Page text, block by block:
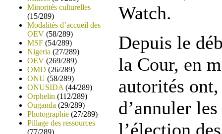
Minorités culturelles
(15/289)
Modalités d’accueil des
OEV (58/289)
MSF (54/289)
Nigeria (27/289)
OEV (269/289)
OMD (26/289)
ONU (58/289)
ONUSIDA (44/289)
Orphelin (112/289)
Ouganda (29/289)
Photographie (27/289)
Pillage des ressources
(77/289)
Watch.
Depuis le
la Cour, en
autorités ont,
d’annuler
l’élection